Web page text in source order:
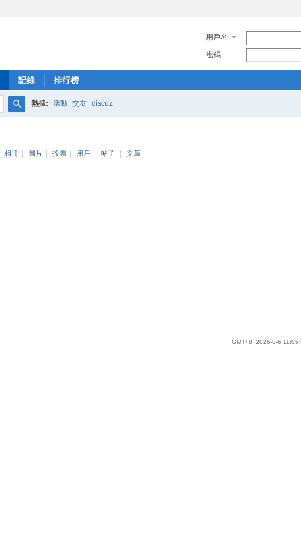
用戶名
密碼
記錄 排行榜
索
熱搜: 活動 交友 discuz
相冊 圖片 投票 用戶 帖子 文章
GMT+8, 2026-8-6 11:05